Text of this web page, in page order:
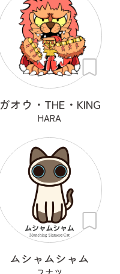
ガオウ・THE・KING
HARA
ムシャムシャム